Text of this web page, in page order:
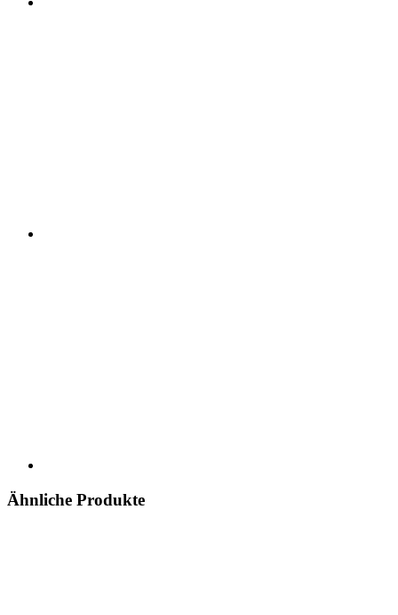
Ähnliche Produkte